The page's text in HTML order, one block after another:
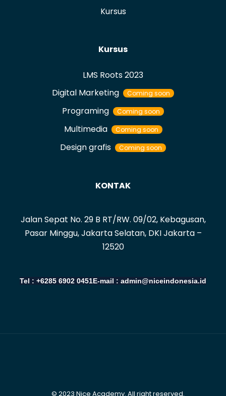
Kursus
Kursus
LMS Roots 2023
Digital Marketing
Coming soon
Programing Coming soon
Multimedia Coming soon
Design grafis Coming soon
KONTAK
Jalan Sepat No. 29 B RT/RW. 09/02, Kebagusan,
Pasar Minggu, Jakarta Selatan, DKI Jakarta –
12520
Tel : +6285 6902 0451E-mail : admin@niceindonesia.id
© 2023 Nice Academy. All right reserved.